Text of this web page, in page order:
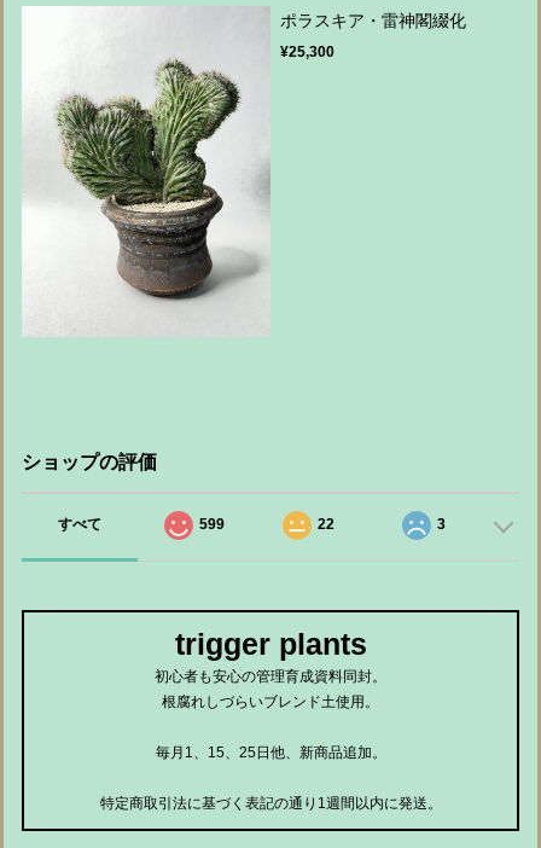
ポラスキア・雷神閣綴化
¥25,300
ショップの評価
すべて 599 22 3
trigger plants
初心者も安心の管理育成資料同封。
根腐れしづらいブレンド土使用。
毎月1、15、25日他、新商品追加。
特定商取引法に基づく表記の通り1週間以内に発送。